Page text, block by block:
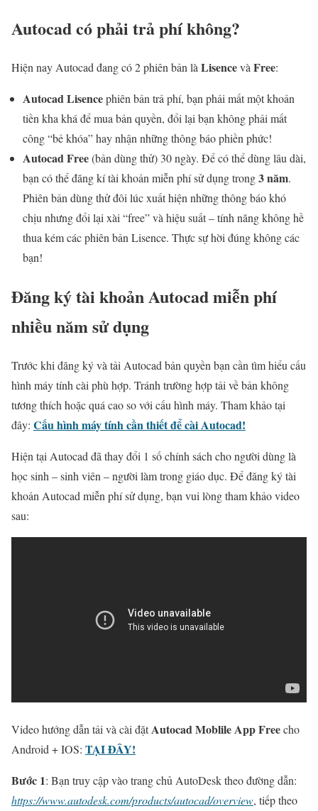
Autocad có phải trả phí không?
Hiện nay Autocad đang có 2 phiên bản là Lisencevà Free:
Autocad Lisencephiên bản trả phí, bạn phải mất một khoản
tiền kha khá để mua bản quyền, đổi lại bạn không phải mất
công “bẻ khóa” hay nhận những thông báo phiền phức!
Autocad Free(bản dùng thử) 30 ngày. Để có thể dùng lâu dài,
bạn có thể đăng kí tài khoản miễn phí sử dụng trong3 năm.
Phiên bản dùng thử đôi lúc xuất hiện những thông báo khó
chịu nhưng đổi lại xài “free” và hiệu suất – tính năng không hề
thua kém các phiên bản Lisence. Thực sự hời đúng không các
bạn!
Đăng ký tài khoản Autocad miễn phí
nhiều năm sử dụng
Trước khi đăng ký và tải Autocad bản quyền bạn cần tìm hiểu cấu
hình máy tính cài phù hợp. Tránh trường hợp tải về bản không
tương thích hoặc quá cao so với cấu hình máy. Tham khảo tại
đây: Cấu hình máy tính cần thiết để cài Autocad!
Hiện tại Autocad đã thay đổi 1 số chính sách cho người dùng là
học sinh – sinh viên – người làm trong giáo dục. Để đăng ký tài
khoản Autocad miễn phí sử dụng, bạn vui lòng tham khảo video
sau:
Video hướng dẫn tải và cài đặtAutocad Moblile App Freecho
Android + IOS: TẠI ĐÂY!
Bước 1: Bạn truy cập vào trang chủ AutoDesk theo đường dẫn:
https://www.autodesk.com/products/autocad/overview, tiếp theo